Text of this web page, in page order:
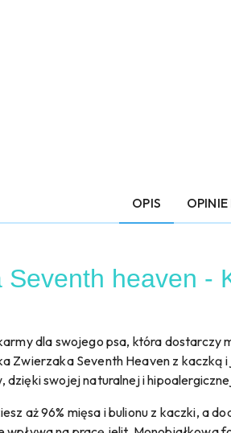
OPIS OPINIE
heaven -
dla swojego psa, która
Zwierzaka Seventh Heaven z
swojej naturalnej i
aż 96% mięsa i bulionu z kaczki, a